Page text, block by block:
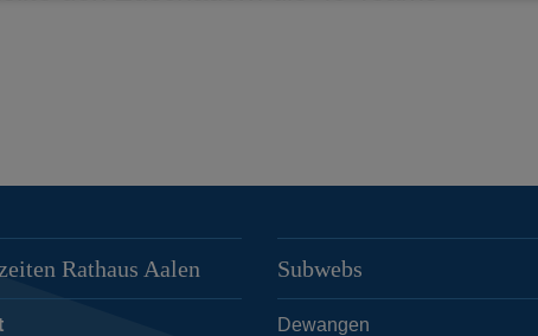
Rathaus Aalen Subwebs
Dewangen